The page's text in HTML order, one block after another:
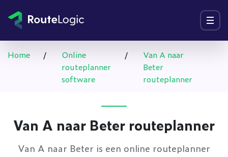
Menu
Home /
Online
routeplanner
software
/
Van A naar
Beter
routeplanner
Van A naar Beter routeplanner
Van A naar Beter is een online routeplanner